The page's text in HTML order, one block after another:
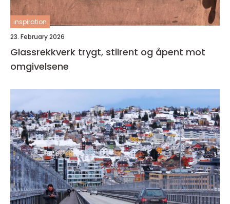
inspiration
23. February 2026
Glassrekkverk trygt, stilrent og åpent mot
omgivelsene